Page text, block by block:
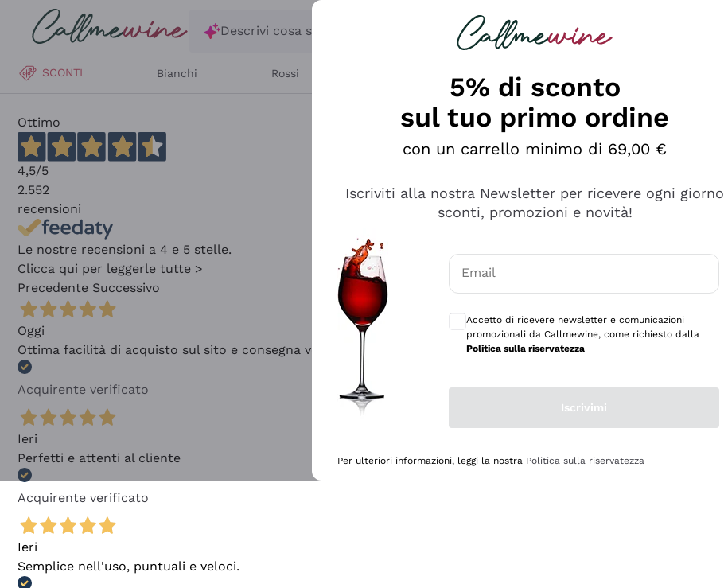
Salta al contenuto principale
Descrivi cosa stai cercando
SCONTI Bianchi Rossi
Ottimo
4,5/5
2.552
recensioni
Le nostre recensioni a 4 e 5 stelle.
Clicca qui per leggerle tutte >
Precedente Successivo
Oggi
Ottima facilità di acquisto sul sito e consegna velocissima
Acquirente verificato
Ieri
Perfetti e attenti al cliente
Acquirente verificato
Ieri
Semplice nell'uso, puntuali e veloci.
5% di sconto
sul tuo primo ordine
con un carrello minimo di 69,00 €
Iscriviti alla nostra Newsletter per ricevere ogni giorno
sconti, promozioni e novità!
Email
Accetto di ricevere newsletter e comunicazioni
promozionali da Callmewine, come richiesto dalla
Politica sulla riservatezza
Iscrivimi
Per ulteriori informazioni, leggi la nostra Politica sulla riservatezza